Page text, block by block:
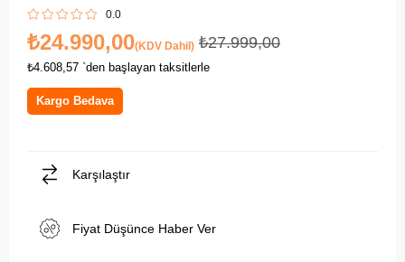
0.0
₺27.999,00
₺24.990,00(KDV Dahil)
₺4.608,57 `den başlayan taksitlerle
Kargo Bedava
Karşılaştır
Fiyat Düşünce Haber Ver